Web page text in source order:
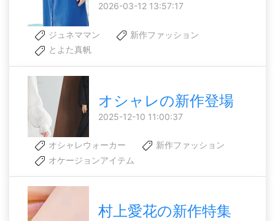
2026-03-12 13:57:17
ジュネママン
新作ファッション
とよた真帆
オシャレの新作登場
2025-12-10 11:00:37
オシャレウォーカー
新作ファッション
オケージョンアイテム
村上愛花の新作特集